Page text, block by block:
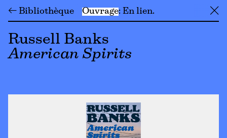
← Bibliothèque Ouvrage En lien ╳
Russell Banks
American Spirits